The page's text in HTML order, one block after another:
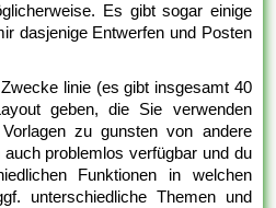
Es gibt sogar einige
dasjenige Entwerfen und Posten
linie (es gibt insgesamt 40
geben, die Sie verwenden
zu gunsten von andere
problemlos verfügbar und du
Funktionen in welchen
unterschiedliche Themen und